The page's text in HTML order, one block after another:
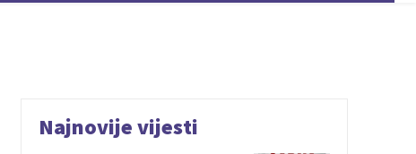
Najnovije vijesti